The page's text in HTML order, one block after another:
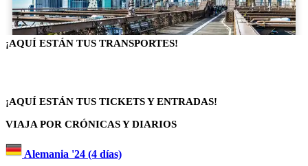
¡AQUÍ ESTÁN TUS TRANSPORTES!
¡AQUÍ ESTÁN TUS TICKETS Y ENTRADAS!
VIAJA POR CRÓNICAS Y DIARIOS
Alemania '24 (4 días)